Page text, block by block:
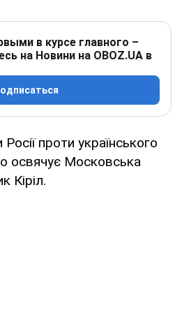
в курсе главного –
на Новини на OBOZ.UA в
проти українського
освячує Московська
Кіріл.